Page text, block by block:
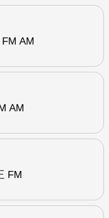
AM
AM
FM